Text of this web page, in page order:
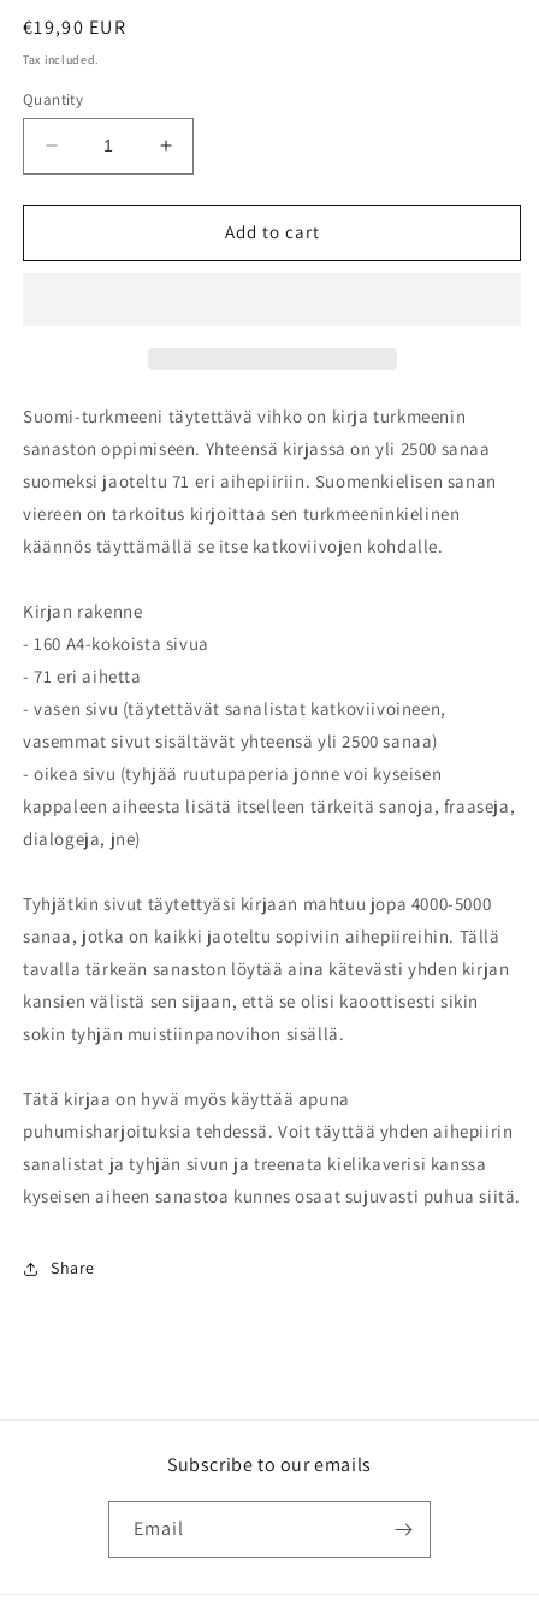
Regular
price
€19,90 EUR
Tax included.
Quantity
Decrease
quantity
for
turkmeeni
Increase
quantity
for
Suomi-
turkmeeni
Add to cart
Suomi-turkmeeni täytettävä vihko on kirja turkmeenin
sanaston oppimiseen. Yhteensä kirjassa on yli 2500 sanaa
suomeksi jaoteltu 71 eri aihepiiriin. Suomenkielisen sanan
viereen on tarkoitus kirjoittaa sen turkmeeninkielinen
käännös täyttämällä se itse katkoviivojen kohdalle.
Kirjan rakenne
- 160 A4-kokoista sivua
- 71 eri aihetta
- vasen sivu (täytettävät sanalistat katkoviivoineen,
vasemmat sivut sisältävät yhteensä yli 2500 sanaa)
- oikea sivu (tyhjää ruutupaperia jonne voi kyseisen
kappaleen aiheesta lisätä itselleen tärkeitä sanoja, fraaseja,
dialogeja, jne)
Tyhjätkin sivut täytettyäsi kirjaan mahtuu jopa 4000-5000
sanaa, jotka on kaikki jaoteltu sopiviin aihepiireihin. Tällä
tavalla tärkeän sanaston löytää aina kätevästi yhden kirjan
kansien välistä sen sijaan, että se olisi kaoottisesti sikin
sokin tyhjän muistiinpanovihon sisällä.
Tätä kirjaa on hyvä myös käyttää apuna
puhumisharjoituksia tehdessä. Voit täyttää yhden aihepiirin
sanalistat ja tyhjän sivun ja treenata kielikaverisi kanssa
kyseisen aiheen sanastoa kunnes osaat sujuvasti puhua siitä.
Share
Subscribe to our emails
Email